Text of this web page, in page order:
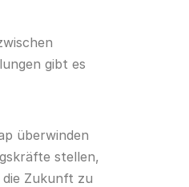
gibt es
überwinden
stellen,
Zukunft zu